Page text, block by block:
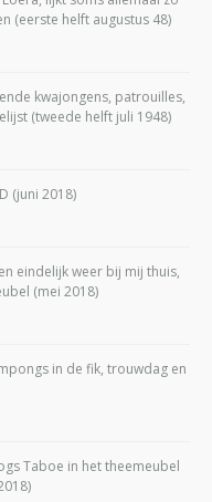
(eerste helft augustus 48)
kwajongens, patrouilles,
(tweede helft juli 1948)
(juni 2018)
eindelijk weer bij mij thuis,
(mei 2018)
in de fik, trouwdag en
Taboe in het theemeubel